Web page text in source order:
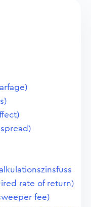
rate of return)
fee)